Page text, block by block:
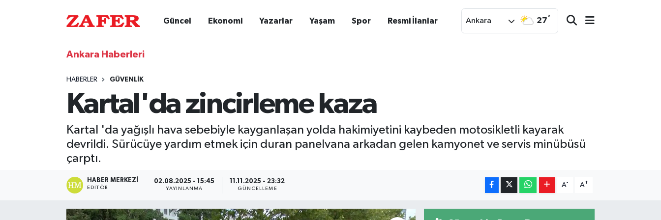
Güncel Ekonomi Yazarlar Yaşam Spor Resmi İlanlar Ankara 27°
Ankara Haberleri
HABERLER GÜVENLIK
Kartal'da zincirleme kaza
Kartal 'da yağışlı hava sebebiyle kayganlaşan yolda hakimiyetini kaybeden motosikletli kayarak
devrildi. Sürücüye yardım etmek için duran panelvana arkadan gelen kamyonet ve servis minübüsü
çarptı.
HABER MERKEZI
EDITÖR
02.08.2025 - 15:45
YAYINLANMA
11.11.2025 - 23:32
GÜNCELLEME
A- A+